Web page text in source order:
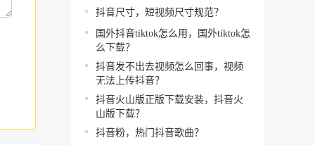
吹过，你的心思我都明
你。 你建起…
抖音尺寸，短视频尺寸规范？
国外抖音tiktok怎么用，国外tiktok怎
么下载？
抖音发不出去视频怎么回事，视频
无法上传抖音？
抖音火山版正版下载安装，抖音火
山版下载？
抖音粉，热门抖音歌曲？